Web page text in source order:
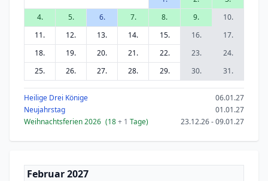
4.
5. 6. 7. 8. 9.
10.
11.
12. 13. 14. 15. 16.
17.
18.
19. 20. 21. 22. 23.
24.
25.
26. 27. 28. 29. 30. 31.
Heilige Drei Könige
06.01.27
Neujahrstag
01.01.27
Weihnachtsferien 2026 (18+ 1 Tage) 23.12.26 - 09.01.27
Februar 2027